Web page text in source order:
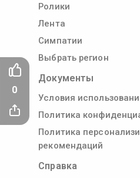
Ролики
Лента
Симпатии
Выбрать регион
Документы
Условия
Политика
Политика
рекомендаций
Справка
0